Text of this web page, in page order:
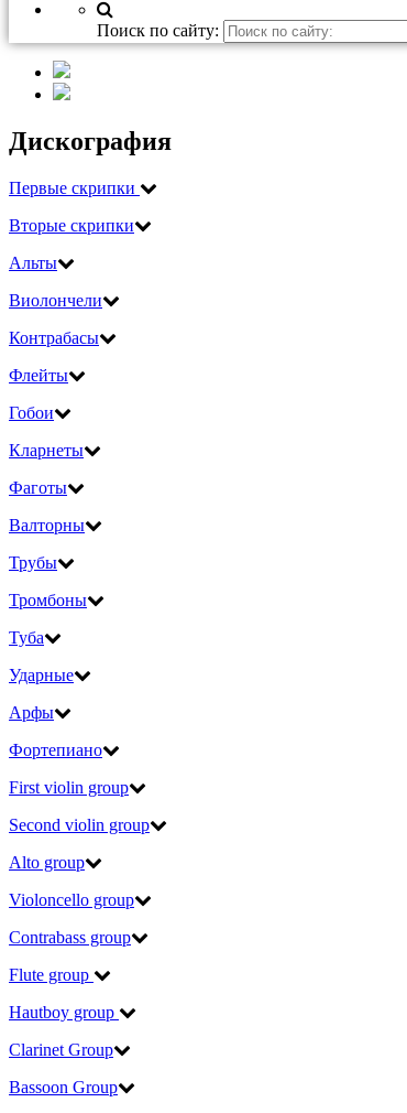
Поиск по сайту:
Дискография
Первые скрипки
Вторые скрипки
Альты
Виолончели
Контрабасы
Флейты
Гобои
Кларнеты
Фаготы
Валторны
Трубы
Тромбоны
Туба
Ударные
Арфы
Фортепиано
First violin group
Second violin group
Alto group
Violoncello group
Contrabass group
Flute group
Hautboy group
Clarinet Group
Bassoon Group